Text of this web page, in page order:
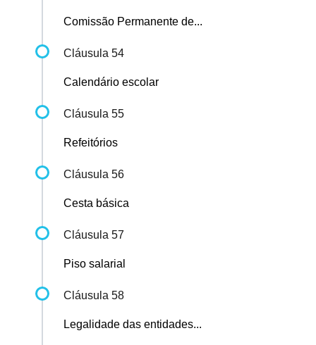
Comissão Permanente de...
Cláusula 54
Calendário escolar
Cláusula 55
Refeitórios
Cláusula 56
Cesta básica
Cláusula 57
Piso salarial
Cláusula 58
Legalidade das entidades...